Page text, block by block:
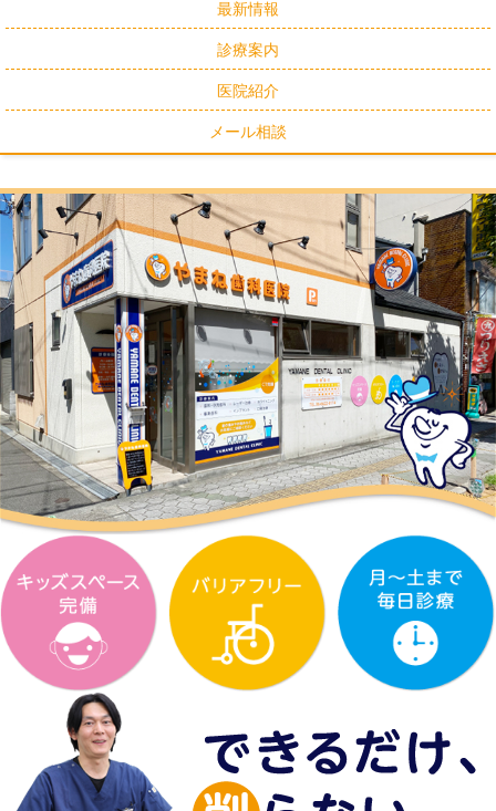
最新情報
診療案内
医院紹介
メール相談